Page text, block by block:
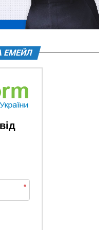
будуватимуть за
ЕМЕЙЛ
*